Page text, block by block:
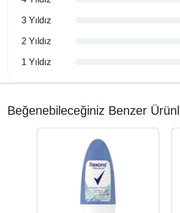
3 Yıldız
2 Yıldız
1 Yıldız
Beğenebileceğiniz Benzer